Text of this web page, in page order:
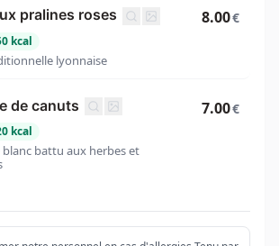
pralines roses
kcal
lyonnaise
8.00€
de canuts
kcal
blanc battu aux herbes et
7.00€